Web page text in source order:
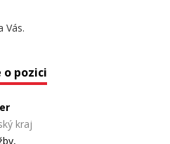
Vás.
pozici
kraj